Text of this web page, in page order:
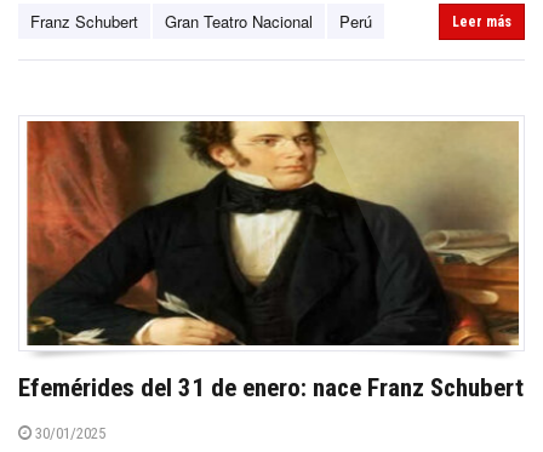
Franz Schubert Gran Teatro Nacional Perú Leer más
Efemérides del 31 de enero: nace Franz Schubert
30/01/2025